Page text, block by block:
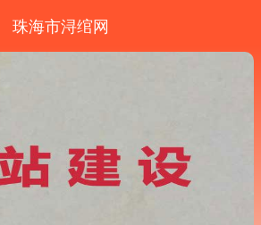
珠海市浔绾网